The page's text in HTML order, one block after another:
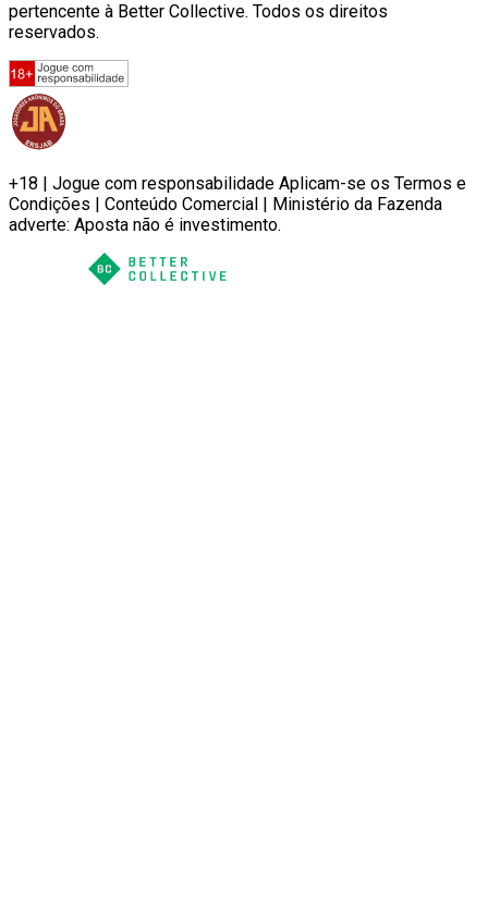
pertencente à Better Collective. Todos os direitos
reservados.
+18 | Jogue com responsabilidade Aplicam-se os Termos e
Condições | Conteúdo Comercial | Ministério da Fazenda
adverte: Aposta não é investimento.